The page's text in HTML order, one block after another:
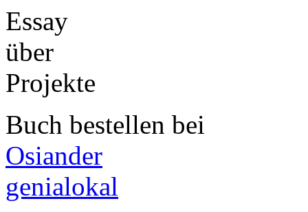
Buch bestellen bei
Osiander
genialokal